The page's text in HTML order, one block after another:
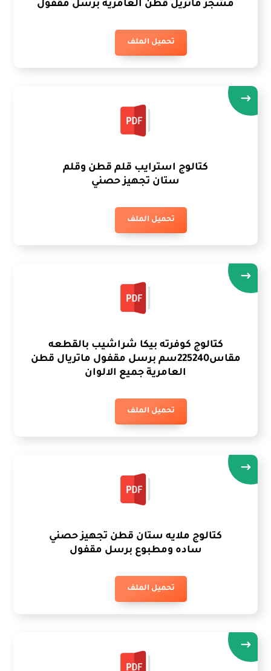
مشجر ماتريل قطن العامريه برسل مقفول
تحميل الملف
كتالوج استرايب قلم قطن وقلم
ستان تجهيز حصني
تحميل الملف
كتالوج كوفرته بيكا شراشيب بالقطعه
مقاس225240سم برسل مقفول ماتريال قطن
العامرية جميع الالوان
تحميل الملف
كتالوج ملايه ستان قطن تجهيز حصني
ساده ومطبوع برسل مقفول
تحميل الملف